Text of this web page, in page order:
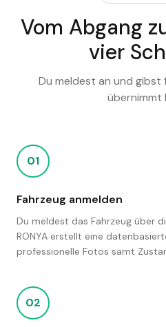
Vom Abgang
vier
Du meldest an und gibst
übernimmt
01
Fahrzeug anmelden
Du meldest das Fahrzeug über
RONYA erstellt eine
professionelle Fotos samt
02